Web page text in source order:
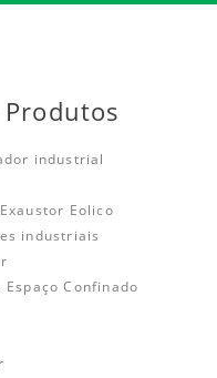
industrial
Exaustor Eolico
industriais
Confinado